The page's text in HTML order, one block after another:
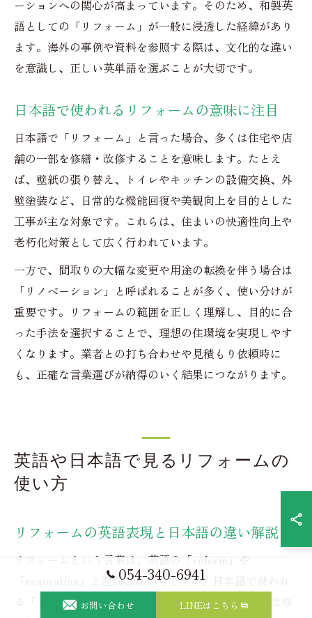
ーションへの関心が高まっています。そのため、和製英
語としての「リフォーム」が一般に浸透した経緯があり
ます。海外の事例や資料を参照する際は、文化的な違い
を意識し、正しい英単語を選ぶことが大切です。
日本語で使われるリフォームの意味に注目
日本語で「リフォーム」と言った場合、多くは住宅や店
舗の一部を修繕・改修することを意味します。たとえ
ば、壁紙の張り替え、トイレやキッチンの設備交換、外
壁塗装など、日常的な機能回復や美観向上を目的とした
工事が主な対象です。これらは、住まいの快適性向上や
老朽化対策として広く行われています。
一方で、間取りの大幅な変更や用途の転換を伴う場合は
「リノベーション」と呼ばれることが多く、使い分けが
重要です。リフォームの範囲を正しく理解し、目的に合
った手法を選択することで、理想の住環境を実現しやす
くなります。業者との打ち合わせや見積もり依頼時に
も、正確な言葉選びが納得のいく結果につながります。
英語や日本語で見るリフォームの
使い方
リフォームの英語表現と日本語の違い解説
リフォームという言葉は、英語の「reform」や
「renovation」と混同されがちですが、日本語で使われ
る「リフォーム」は、主に住まいの修繕や部分的な改修
054-340-6941
お問い合わせ LINEはこちら